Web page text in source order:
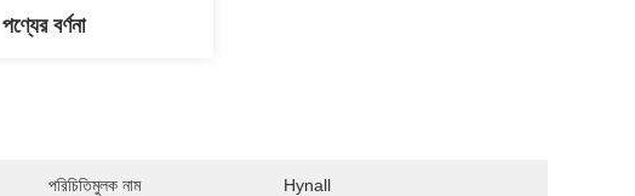
পণ্যের বর্ণনা
পরিচিতিমুলক নাম Hynall